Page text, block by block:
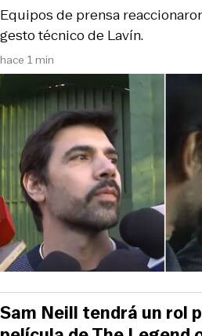
hace 1 min
Equipos de prensa
gesto técnico de Lavín.
Sam Neill tendrá un rol